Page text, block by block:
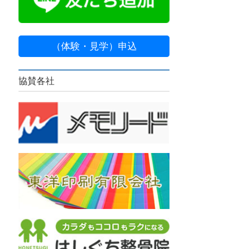
（体験・見学）申込
協賛各社